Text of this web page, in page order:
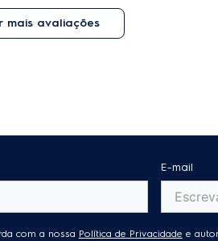
mais avaliações
E-mail
com a nossa Política de Privacidade e